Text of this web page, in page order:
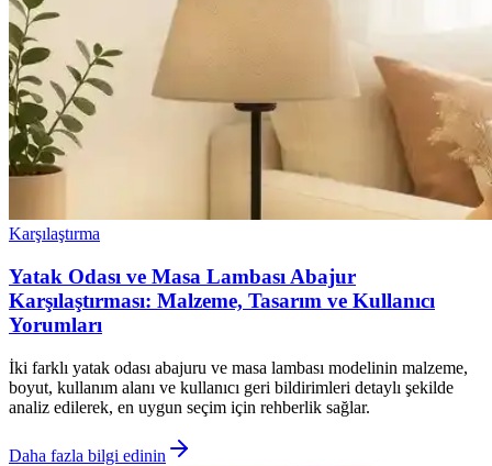
Karşılaştırma
Yatak Odası ve Masa Lambası Abajur
Karşılaştırması: Malzeme, Tasarım ve Kullanıcı
Yorumları
İki farklı yatak odası abajuru ve masa lambası modelinin malzeme,
boyut, kullanım alanı ve kullanıcı geri bildirimleri detaylı şekilde
analiz edilerek, en uygun seçim için rehberlik sağlar.
Daha fazla bilgi edinin